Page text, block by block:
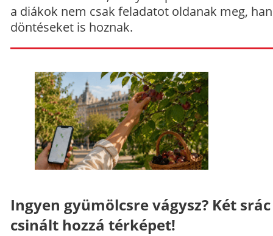
a diákok nem csak feladatot oldanak meg,
döntéseket is hoznak.
Ingyen gyümölcsre vágysz? Két srác
csinált hozzá térképet!